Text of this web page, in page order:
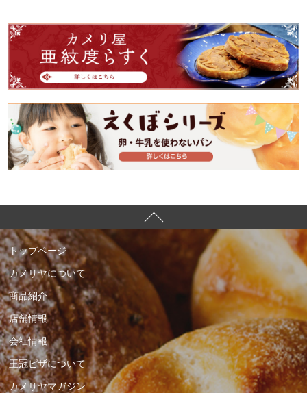
トップページ
カメリヤについて
商品紹介
店舗情報
会社情報
王冠ピザについて
カメリヤマガジン